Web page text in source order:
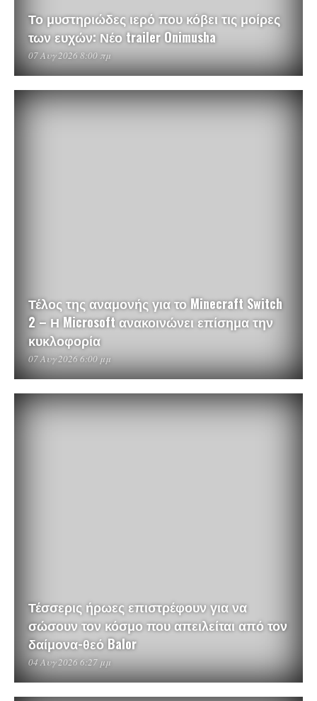
Το μυστηριώδες ιερό που κόβει τις μοίρες
των ευχών: Νέο trailer Onimusha
07 Αυγ 2026 8:00 πμ
Τέλος της αναμονής για το Minecraft Switch
2 – Η Microsoft ανακοινώνει επίσημα την
κυκλοφορία
07 Αυγ 2026 6:00 μμ
Τέσσερις ήρωες επιστρέφουν για να
σώσουν τον κόσμο που απειλείται από τον
δαίμονα-θεό Balor
04 Αυγ 2026 6:27 μμ